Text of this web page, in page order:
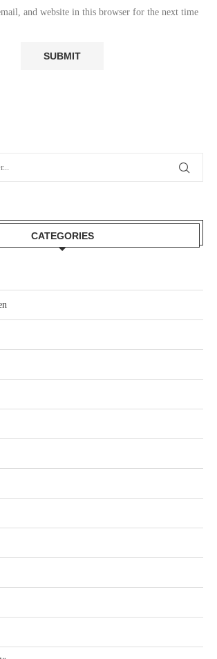
and website in this browser for the next time
CATEGORIES